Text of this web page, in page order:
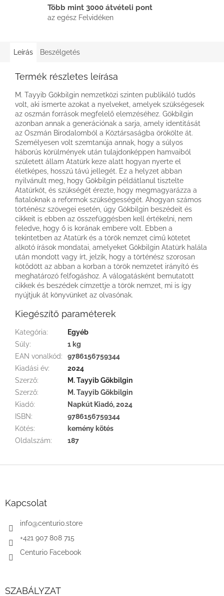
Több mint 3000 átvételi pont
az egész Felvidéken
Leírás Beszélgetés
Termék részletes leírása
M. Tayyib Gökbilgin nemzetközi szinten publikáló tudós
volt, aki ismerte azokat a nyelveket, amelyek szükségesek
az oszmán források megfelelő elemzéséhez. Gökbilgin
azonban annak a generációnak a sarja, amely identitását
az Oszmán Birodalomból a Köztársaságba örökölte át.
Személyesen volt szemtanúja annak, hogy a súlyos
háborús körülmények után tulajdonképpen hamvaiból
született állam Atatürk keze alatt hogyan nyerte el
életképes, hosszú távú jellegét. Ez a helyzet abban
nyilvánult meg, hogy Gökbilgin példátlanul tisztelte
Atatürköt, és szükségét érezte, hogy megmagyarázza a
fiataloknak a reformok szükségességét. Ahogyan számos
történész szövegei esetén, úgy Gökbilgin beszédeit és
cikkeit is ebben az összefüggésben kell értékelni, nem
feledve, hogy ő is korának embere volt. Ebben a
tekintetben az Atatürk és a török nemzet című kötetet
alkotó írások mondatai, amelyeket Gökbilgin Atatürk halála
után mondott vagy írt, jelzik, hogy a történész szorosan
kötődött az abban a korban a török nemzetet irányító és
meghatározó felfogáshoz. A válogatásként bemutatott
cikkek és beszédek címzettje a török nemzet, mi is így
nyújtjuk át könyvünket az olvasónak.
Kiegészítő paraméterek
Kategória:
Egyéb
Súly:
1 kg
EAN vonalkód:
9786156759344
Kiadási év:
2024
Szerző:
M. Tayyib Gökbilgin
Szerző:
M. Tayyib Gökbilgin
Kiadó:
Napkút Kiadó, 2024
ISBN:
9786156759344
Kötés:
kemény kötés
Oldalszám: 187
Kapcsolat
info@centurio.store
+421 907 808 715
Centurio Facebook
SZABÁLYZAT